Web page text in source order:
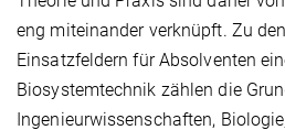
eng miteinander verknüpft. Zu
Einsatzfeldern für Absolventen
Biosystemtechnik zählen die
Ingenieurwissenschaften,